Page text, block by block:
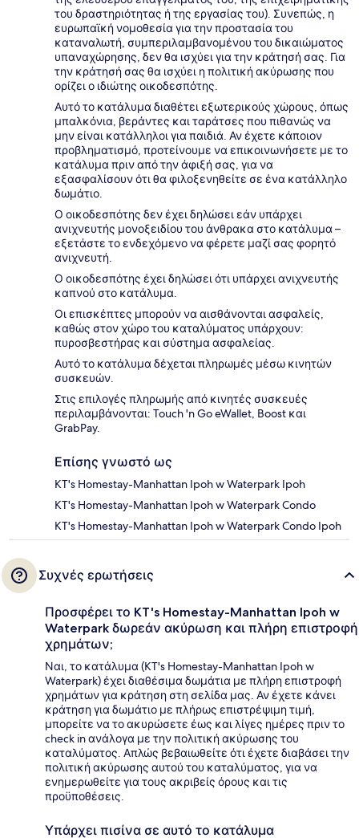
του δραστηριότητας ή της εργασίας του). Συνεπώς, η
ευρωπαϊκή νομοθεσία για την προστασία του
καταναλωτή, συμπεριλαμβανομένου του δικαιώματος
υπαναχώρησης, δεν θα ισχύει για την κράτησή σας. Για
την κράτησή σας θα ισχύει η πολιτική ακύρωσης που
ορίζει ο ιδιώτης οικοδεσπότης.
Αυτό το κατάλυμα διαθέτει εξωτερικούς χώρους, όπως
μπαλκόνια, βεράντες και ταράτσες που πιθανώς να
μην είναι κατάλληλοι για παιδιά. Αν έχετε κάποιον
προβληματισμό, προτείνουμε να επικοινωνήσετε με το
κατάλυμα πριν από την άφιξή σας, για να
εξασφαλίσουν ότι θα φιλοξενηθείτε σε ένα κατάλληλο
δωμάτιο.
Ο οικοδεσπότης δεν έχει δηλώσει εάν υπάρχει
ανιχνευτής μονοξειδίου του άνθρακα στο κατάλυμα –
εξετάστε το ενδεχόμενο να φέρετε μαζί σας φορητό
ανιχνευτή.
Ο οικοδεσπότης έχει δηλώσει ότι υπάρχει ανιχνευτής
καπνού στο κατάλυμα.
Οι επισκέπτες μπορούν να αισθάνονται ασφαλείς,
καθώς στον χώρο του καταλύματος υπάρχουν:
πυροσβεστήρας και σύστημα ασφαλείας.
Αυτό το κατάλυμα δέχεται πληρωμές μέσω κινητών
συσκευών.
Στις επιλογές πληρωμής από κινητές συσκευές
περιλαμβάνονται: Touch 'n Go eWallet, Boost και
GrabPay.
Επίσης γνωστό ως
KT's Homestay-Manhattan Ipoh w Waterpark Ipoh
KT's Homestay-Manhattan Ipoh w Waterpark Condo
KT's Homestay-Manhattan Ipoh w Waterpark Condo Ipoh
Συχνές ερωτήσεις
Προσφέρει το KT's Homestay-Manhattan Ipoh w
Waterpark δωρεάν ακύρωση και πλήρη επιστροφή
χρημάτων;
Ναι, το κατάλυμα (KT's Homestay-Manhattan Ipoh w
Waterpark) έχει διαθέσιμα δωμάτια με πλήρη επιστροφή
χρημάτων για κράτηση στη σελίδα μας. Αν έχετε κάνει
κράτηση για δωμάτιο με πλήρως επιστρέψιμη τιμή,
μπορείτε να το ακυρώσετε έως και λίγες ημέρες πριν το
check in ανάλογα με την πολιτική ακύρωσης του
καταλύματος. Απλώς βεβαιωθείτε ότι έχετε διαβάσει την
πολιτική ακύρωσης αυτού του καταλύματος, για να
ενημερωθείτε για τους ακριβείς όρους και τις
προϋποθέσεις.
Υπάρχει πισίνα σε αυτό το κατάλυμα